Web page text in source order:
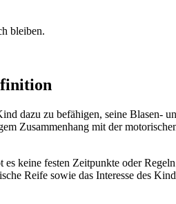
bleiben.
dazu zu befähigen, seine
Zusammenhang mit der
keine festen Zeitpunkte oder
Reife sowie das Interesse des